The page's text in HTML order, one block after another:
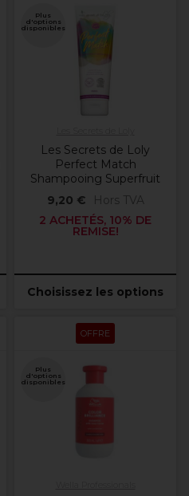
Plus
d'options
disponibles
Les Secrets de Loly
Perfect Match
Shampooing Superfruit
9,20 €
Hors TVA
2 ACHETÉS, 10% DE
REMISE!
Choisissez les options
OFFRE
Plus
d'options
disponibles